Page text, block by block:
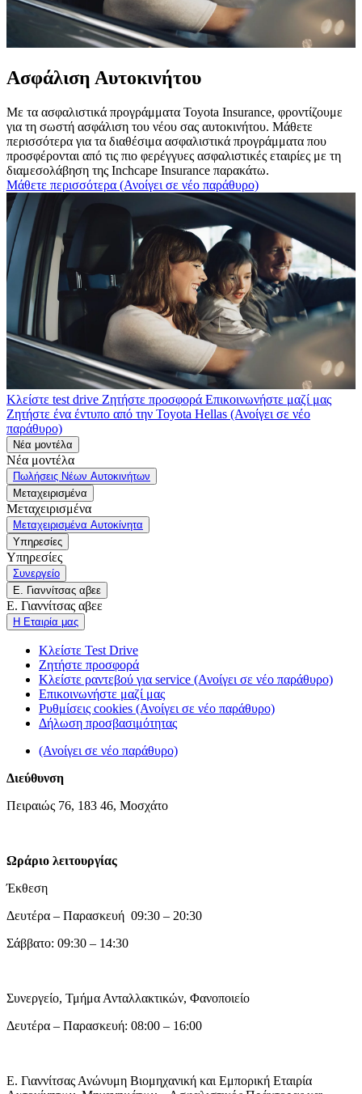
Ασφάλιση Αυτοκινήτου
Με τα ασφαλιστικά προγράμματα Toyota Insurance, φροντίζουμε
για τη σωστή ασφάλιση του νέου σας αυτοκινήτου. Μάθετε
περισσότερα για τα διαθέσιμα ασφαλιστικά προγράμματα που
προσφέρονται από τις πιο φερέγγυες ασφαλιστικές εταιρίες με τη
διαμεσολάβηση της Inchcape Insurance παρακάτω.
Μάθετε περισσότερα (Ανοίγει σε νέο παράθυρο)
Κλείστε test drive Ζητήστε προσφορά Επικοινωνήστε μαζί μας
Ζητήστε ένα έντυπο από την Toyota Hellas (Ανοίγει σε νέο
παράθυρο)
Νέα μοντέλα
Νέα μοντέλα
Πωλήσεις Νέων Αυτοκινήτων
Μεταχειρισμένα
Μεταχειρισμένα
Μεταχειρισμένα Αυτοκίνητα
Υπηρεσίες
Υπηρεσίες
Συνεργείο
Ε. Γιαννίτσας αβεε
Ε. Γιαννίτσας αβεε
Η Εταιρία μας
Κλείστε Test Drive
Ζητήστε προσφορά
Κλείστε ραντεβού για service (Ανοίγει σε νέο παράθυρο)
Επικοινωνήστε μαζί μας
Ρυθμίσεις cookies (Ανοίγει σε νέο παράθυρο)
Δήλωση προσβασιμότητας
(Ανοίγει σε νέο παράθυρο)
Διεύθυνση
Πειραιώς 76, 183 46, Μοσχάτο
Ωράριο λειτουργίας
Έκθεση
Δευτέρα – Παρασκευή 09:30 – 20:30
Σάββατο: 09:30 – 14:30
Συνεργείο, Τμήμα Ανταλλακτικών, Φανοποιείο
Δευτέρα – Παρασκευή: 08:00 – 16:00
Ε. Γιαννίτσας Ανώνυμη Βιομηχανική και Εμπορική Εταιρία